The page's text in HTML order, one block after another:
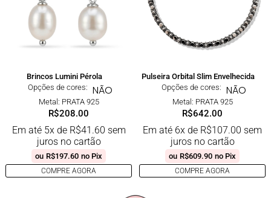
Brincos Lumini Pérola
Opções de cores: NÃO
Metal: PRATA 925
R$208.00
Em até 5x de R$41.60 sem
juros no cartão
ou R$197.60 no Pix
COMPRE AGORA
Pulseira Orbital Slim Envelhecida
Opções de cores: NÃO
Metal: PRATA 925
R$642.00
Em até 6x de R$107.00 sem
juros no cartão
ou R$609.90 no Pix
COMPRE AGORA